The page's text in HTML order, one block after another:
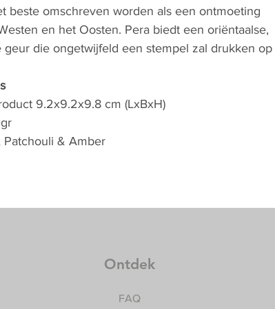
beste omschreven worden als een ontmoeting
en het Oosten. Pera biedt een oriëntaalse,
geur die ongetwijfeld een stempel zal drukken op
9.2x9.2x9.8 cm (LxBxH)
Patchouli & Amber
Ontdek
FAQ